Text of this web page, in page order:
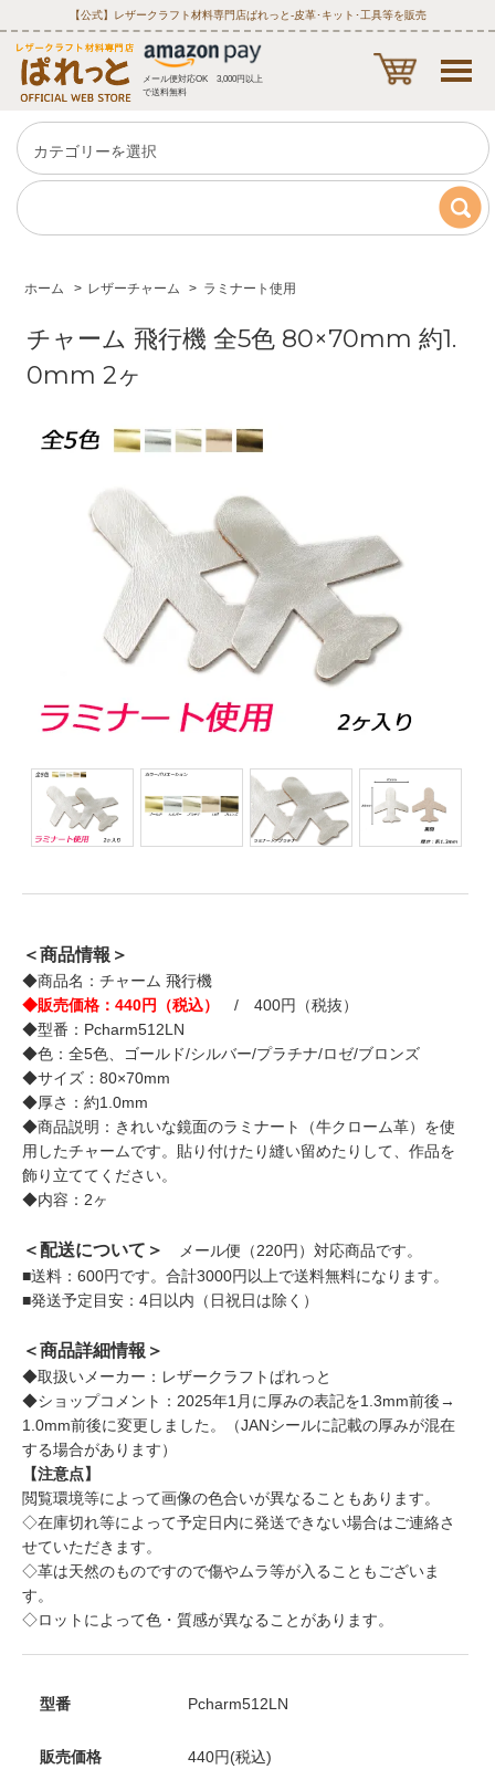
【公式】レザークラフト材料専門店ぱれっと‐皮革･キット･工具等を販売
メール便対応OK 3,000円以上
で送料無料
ホーム > レザーチャーム > ラミナート使用
チャーム 飛行機 全5色 80×70mm 約1.
0mm 2ヶ
＜商品情報＞
◆商品名：チャーム 飛行機
◆販売価格：440円（税込）
/ 400円（税抜）
◆型番：Pcharm512LN
◆色：全5色、ゴールド/シルバー/プラチナ/ロゼ/ブロンズ
◆サイズ：80×70mm
◆厚さ：約1.0mm
◆商品説明：きれいな鏡面のラミナート（牛クローム革）を使
用したチャームです。貼り付けたり縫い留めたりして、作品を
飾り立ててください。
◆内容：2ヶ
＜配送について＞
メール便（220円）対応商品です。
■送料：600円です。合計3000円以上で送料無料になります。
■発送予定目安：4日以内（日祝日は除く）
＜商品詳細情報＞
◆取扱いメーカー：レザークラフトぱれっと
◆ショップコメント：2025年1月に厚みの表記を1.3mm前後→
1.0mm前後に変更しました。（JANシールに記載の厚みが混在
する場合があります）
【注意点】
閲覧環境等によって画像の色合いが異なることもあります。
◇在庫切れ等によって予定日内に発送できない場合はご連絡さ
せていただきます。
◇革は天然のものですので傷やムラ等が入ることもございま
す。
◇ロットによって色・質感が異なることがあります。
型番 Pcharm512LN
販売価格 440円(税込)